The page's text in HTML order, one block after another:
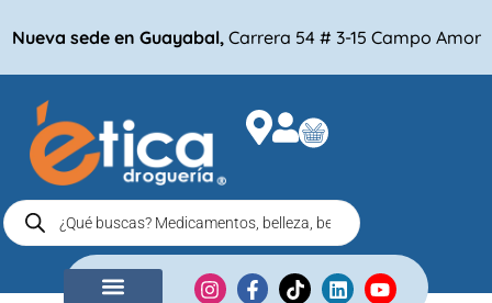
Nueva sede en Guayabal, Carrera 54 # 3-15 Campo Amor